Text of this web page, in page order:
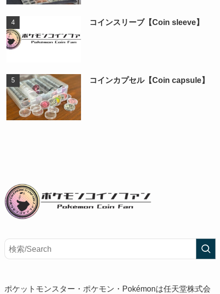
コインスリーブ【Coin sleeve】
コインカプセル【Coin capsule】
ポケットモンスター・ポケモン・Pokémonは任天堂株式会